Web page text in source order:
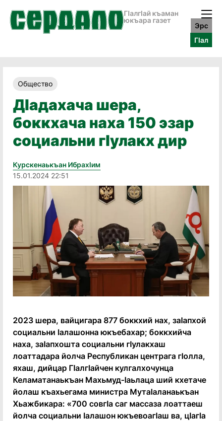
ГӀалгӀай къаман
юкъара газет
Эрс
ГӀал
Общество
ДӀадахача шера,
боккхача наха 150 эзар
социальни гӀулакх дир
Курскенаькъан Ибрахӏим
15.01.2024 22:51
2023 шера, вайцигара 877 боккхий нах, заӀапхой
социальни Ӏалашонна юкъебахар; боккхийча
наха, заӀапхошта социальни гӀулакхаш
лоаттадара йолча Республикан центрага гӀолла,
яхаш, дийцар ГӀалгӀайчен кулгалхочунца
Келаматанаькъан Махьмуд-Ӏаьлаца ший кхетаче
йолаш къахьегама министра МутаӀаланаькъан
Хьажбикара: «700 совгӀа саг массаза лоаттаеш
йолча социальни Ӏалашон юкъевоагӀаш ва, цӀагӀа